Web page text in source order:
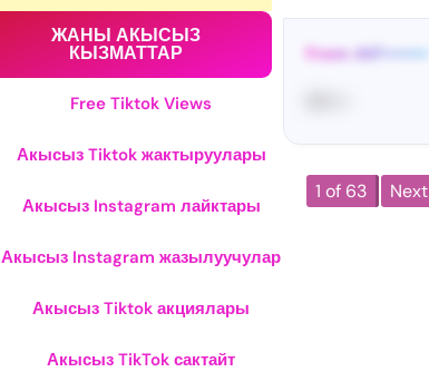
ЖАНЫ АКЫСЫЗ
КЫЗМАТТАР
Free Tiktok Views
Акысыз Tiktok жактыруулары
Акысыз Instagram лайктары
Акысыз Instagram жазылуучулар
Акысыз Tiktok акциялары
Акысыз TikTok сактайт
From: 447••••••••
1 of 63 Next